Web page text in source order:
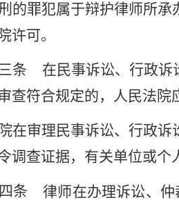
的罪犯属于辩护律师所
许可。
条
在民事诉讼、行政
查符合规定的，人民法院
在审理民事诉讼、行政
调查证据，有关单位或个
条
律师在办理诉讼、